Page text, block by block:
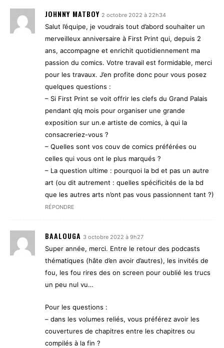
JOHNNY MATBOY 2 octobre 2022 à 22h34
Salut l’équipe, je voudrais tout d’abord souhaiter un
merveilleux anniversaire à First Print qui, depuis 2
ans, accompagne et enrichit quotidiennement ma
passion du comics. Votre travail est formidable, merci
pour les travaux. J’en profite donc pour vous posez
quelques questions :
– Si First Print se voit offrir les clefs du Grand Palais
pendant qlq mois pour organiser une grande
exposition sur un.e artiste de comics, à qui la
consacreriez-vous ?
– Quelles sont vos couv de comics préférées ou
celles qui vous ont le plus marqués ?
– La question ultime : pourquoi la bd et pas un autre
art (ou dit autrement : quelles spécificités de la bd
que les autres arts n’ont pas vous passionnent tant ?)
RÉPONDRE
BAALOUGA 3 octobre 2022 à 9h27
Super année, merci. Entre le retour des podcasts
thématiques (hâte d’en avoir d’autres), les invités de
fou, les fou rires des on screen pour oublié les trucs
un peu nul vu…
Pour les questions :
– dans les volumes reliés, vous préférez avoir les
couvertures de chapitres entre les chapitres ou
compilés à la fin ?